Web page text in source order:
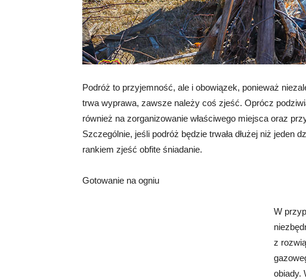
Podróż to przyjemność, ale i obowiązek, ponieważ
trwa wyprawa, zawsze należy coś zjeść. Oprócz
również na zorganizowanie właściwego miejsca oraz
Szczególnie, jeśli podróż będzie trwała dłużej niż jeden
rankiem zjeść obfite śniadanie.
Gotowanie na ogniu
W
z
obiady.